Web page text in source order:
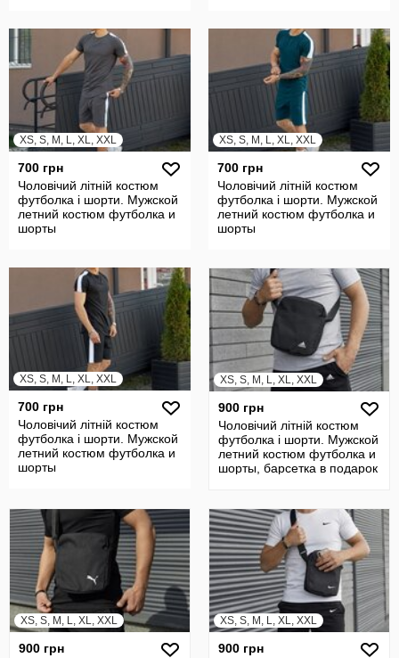
XS, S, M, L, XL, XXL
700 грн
Чоловічий літній костюм
футболка і шорти. Мужской
летний костюм футболка и
шорты
XS, S, M, L, XL, XXL
700 грн
Чоловічий літній костюм
футболка і шорти. Мужской
летний костюм футболка и
шорты
XS, S, M, L, XL, XXL
700 грн
Чоловічий літній костюм
футболка і шорти. Мужской
летний костюм футболка и
шорты
XS, S, M, L, XL, XXL
900 грн
Чоловічий літній костюм
футболка і шорти. Мужской
летний костюм футболка и
шорты, барсетка в подарок
XS, S, M, L, XL, XXL
900 грн
XS, S, M, L, XL, XXL
900 грн